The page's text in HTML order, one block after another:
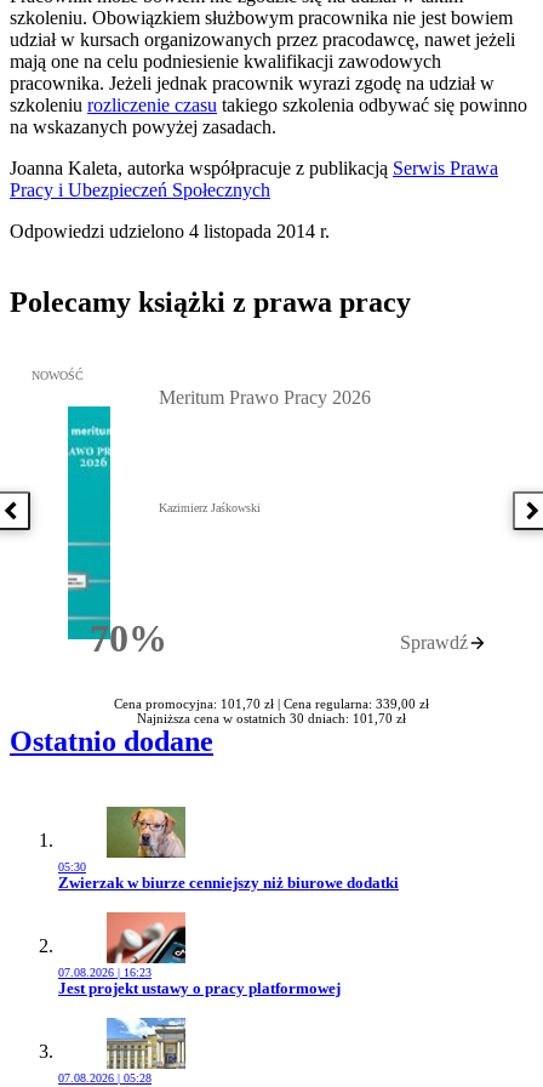
szkoleniu. Obowiązkiem służbowym pracownika nie jest bowiem
udział w kursach organizowanych przez pracodawcę, nawet jeżeli
mają one na celu podniesienie kwalifikacji zawodowych
pracownika. Jeżeli jednak pracownik wyrazi zgodę na udział w
szkoleniu rozliczenie czasu takiego szkolenia odbywać się powinno
na wskazanych powyżej zasadach.
Joanna Kaleta, autorka współpracuje z publikacją Serwis Prawa
Pracy i Ubezpieczeń Społecznych
Odpowiedzi udzielono 4 listopada 2014 r.
Polecamy książki z prawa pracy
Poprzednia książka
Przejdź do: Meritum Prawo Pracy 2026, Kazimierz Jaśkowski -
NOWOŚĆ
70%Rabatu
Meritum Prawo Pracy 2026
Kazimierz Jaśkowski
Sprawdź
Cena promocyjna: 101,70 zł | Cena regularna: 339,00 zł
Najniższa cena w ostatnich 30 dniach: 101,70 zł
Ostatnio dodane
05:30
Przejdź do artykułu:
Zwierzak w biurze cenniejszy niż biurowe dodatki
07.08.2026 | 16:23
Przejdź do artykułu:
Jest projekt ustawy o pracy platformowej
07.08.2026 | 05:28